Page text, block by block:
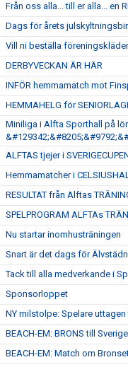
Från oss alla... till er alla... en
Dags för årets
Vill ni beställa
DERBYVECKAN ÄR HÄR
INFÖR hemmamatch mot
HEMMAHELG för
Miniliga i Alfta Sporthall på
ALFTAS tjejer i
Hemmamatcher i
RESULTAT från Alftas
SPELPROGRAM ALFTAs
Nu startar inomhusträningen
Snart är det dags för
Tack till alla medverkande i
Sponsorloppet
NY milstolpe: Spelare
BEACH-EM: BRONS till
BEACH-EM: Match om